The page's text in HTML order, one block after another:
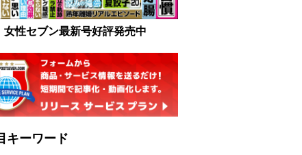
女性セブン最新号好評発売中
キーワード